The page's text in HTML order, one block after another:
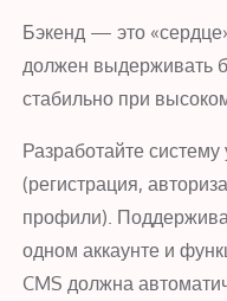
Бэкенд — это
должен выдерживать
стабильно при
Разработайте
(регистрация,
профили).
одном аккаунте и
CMS должна